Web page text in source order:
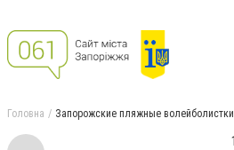
Головна Запорожские пляжные